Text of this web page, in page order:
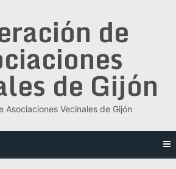
de
de Gijón
Asociaciones Vecinales de Gijón